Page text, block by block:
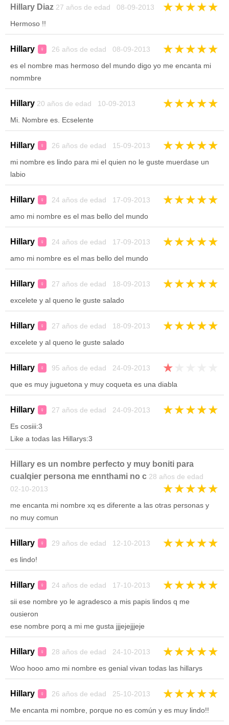
Hillary Diaz 27 años de edad 08-09-2013 ★★★★★
Hermoso !!
Hillary ♀ 26 años de edad 08-09-2013 ★★★★★
es el nombre mas hermoso del mundo digo yo me encanta mi
nommbre
Hillary 20 años de edad 10-09-2013 ★★★★★
Mi. Nombre es. Ecselente
Hillary ♀ 26 años de edad 15-09-2013 ★★★★★
mi nombre es lindo para mi el quien no le guste muerdase un
labio
Hillary ♀ 24 años de edad 17-09-2013 ★★★★★
amo mi nombre es el mas bello del mundo
Hillary ♀ 24 años de edad 17-09-2013 ★★★★★
amo mi nombre es el mas bello del mundo
Hillary ♀ 27 años de edad 18-09-2013 ★★★★★
excelete y al queno le guste salado
Hillary ♀ 27 años de edad 18-09-2013 ★★★★★
excelete y al queno le guste salado
Hillary ♀ 95 años de edad 24-09-2013 ★
que es muy juguetona y muy coqueta es una diabla
Hillary ♀ 27 años de edad 24-09-2013 ★★★★★
Es cosiii:3
Like a todas las Hillarys:3
Hillary es un nombre perfecto y muy boniti para
cualqier persona me ennthami no c 28 años de edad
02-10-2013
★★★★★
me encanta mi nombre xq es diferente a las otras personas y
no muy comun
Hillary ♀ 29 años de edad 12-10-2013 ★★★★★
es lindo!
Hillary ♀ 24 años de edad 17-10-2013 ★★★★★
sii ese nombre yo le agradesco a mis papis lindos q me
ousieron
ese nombre porq a mi me gusta jjjejejjjeje
Hillary ♀ 28 años de edad 24-10-2013 ★★★★★
Woo hooo amo mi nombre es genial vivan todas las hillarys
Hillary ♀ 26 años de edad 25-10-2013 ★★★★★
Me encanta mi nombre, porque no es común y es muy lindo!!